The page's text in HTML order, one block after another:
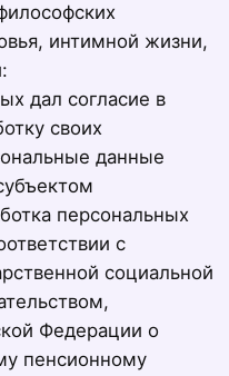
интимной жизни,
дал согласие в
своих
данные
персональных
с
социальной
Федерации о
пенсионному